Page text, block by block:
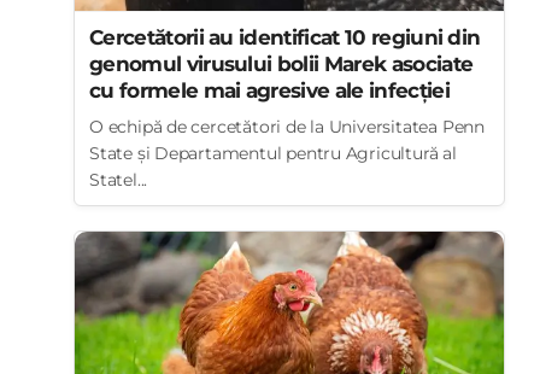
Cercetătorii au identificat 10 regiuni din
genomul virusului bolii Marek asociate
cu formele mai agresive ale infecției
O echipă de cercetători de la Universitatea Penn
State și Departamentul pentru Agricultură al
Statel...